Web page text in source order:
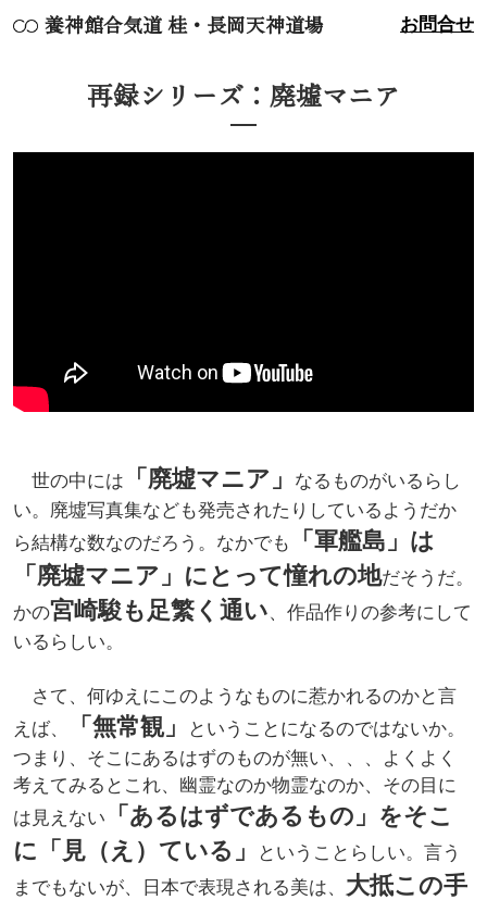
養神館合気道 桂・長岡天神道場 お問合せ
再録シリーズ：廃墟マニア
世の中には 「廃墟マニア」
なるものがいるらし
い。廃墟写真集なども発売されたりしているようだか
ら結構な数なのだろう。なかでも
「軍艦島」は
「廃墟マニア」にとって憧れの地だそうだ。
かの宮崎駿も足繁く通い、作品作りの参考にして
いるらしい。
さて、何ゆえにこのようなものに惹かれるのかと言
えば、
「無常観」
ということになるのではないか。
つまり、そこにあるはずのものが無い、、、よくよく
考えてみるとこれ、幽霊なのか物霊なのか、その目に
は見えない
「あるはずであるもの」をそこ
に「見（え）ている」
ということらしい。言う
までもないが、日本で表現される美は、 大抵この手